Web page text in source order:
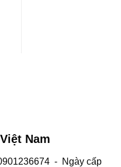
Nam
- Ngày cấp